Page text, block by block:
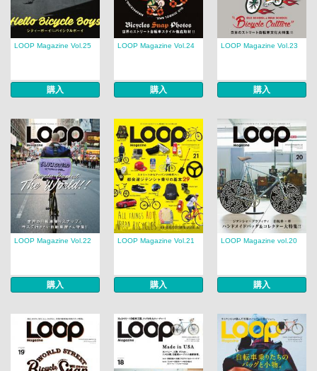
LOOP Magazine Vol.25
購入
LOOP Magazine Vol.24
購入
LOOP Magazine Vol.23
購入
LOOP Magazine Vol.22
購入
LOOP Magazine Vol.21
購入
LOOP Magazine vol.20
購入